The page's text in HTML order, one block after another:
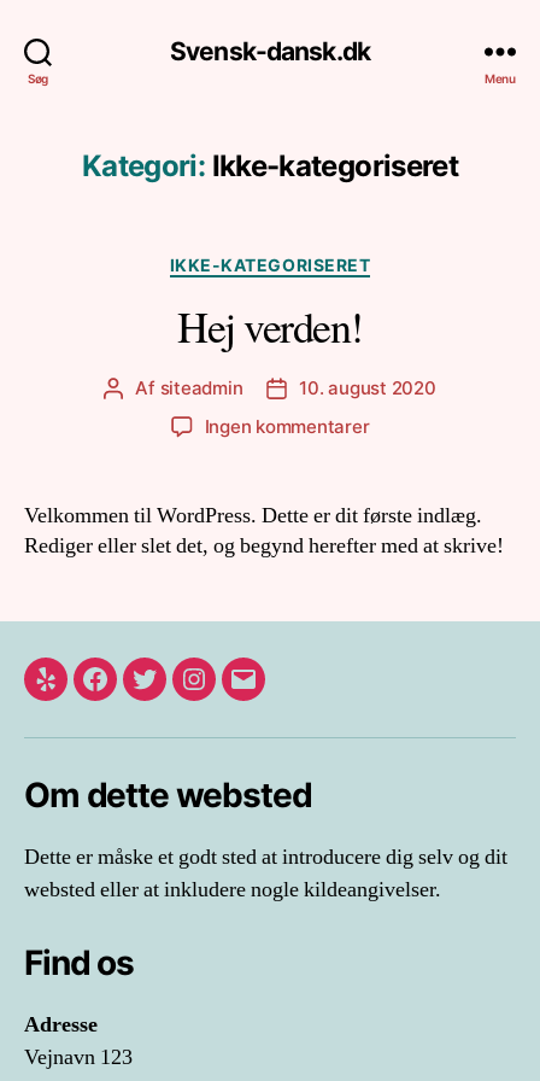
Søg
Svensk-dansk.dk
Menu
Kategori: Ikke-kategoriseret
Kategorier
IKKE-KATEGORISERET
Hej verden!
Indlægsforfatter
Af siteadmin Indlægsdato
10. august 2020
Ingen kommentarertil
Velkommen til WordPress. Dette er dit første indlæg.
Rediger eller slet det, og begynd herefter med at skrive!
Yelp Facebook
TwitterInstagram
E-
Om dette websted
Dette er måske et godt sted at introducere dig selv og dit
websted eller at inkludere nogle kildeangivelser.
Find os
Adresse
Vejnavn 123